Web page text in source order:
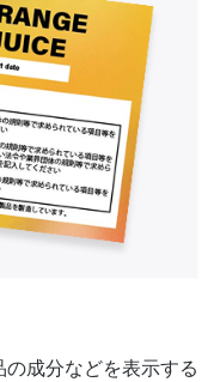
成分などを表示する